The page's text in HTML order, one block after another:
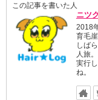
この記事を書いた人
ニツ
2018
育毛
しば
人旅
実行
ね。